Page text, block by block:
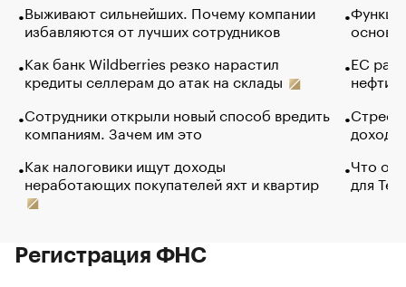
Выживают сильнейших. Почему компании
избавляются от лучших сотрудников
Как банк Wildberries резко нарастил
кредиты селлерам до атак на склады
Сотрудники открыли новый способ вредить
компаниям. Зачем им это
Как налоговики ищут доходы
неработающих покупателей яхт и квартир
основ
ЕС
нефти
Что
для
Регистрация ФНС